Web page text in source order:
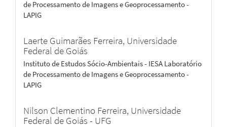
de Processamento de Imagens e Geoprocessamento -
LAPIG
Laerte Guimarães Ferreira, Universidade
Federal de Goiás
Instituto de Estudos Sócio-Ambientais - IESA Laboratório
de Processamento de Imagens e Geoprocessamento -
LAPIG
Nilson Clementino Ferreira, Universidade
Federal de Goiás - UFG